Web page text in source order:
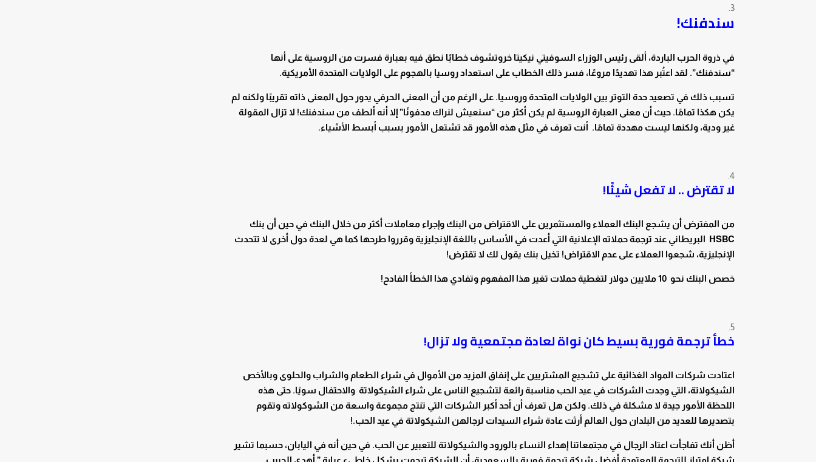
سندفنك!
في ذروة الحرب الباردة، ألقى رئيس الوزراء السوفيتي نيكيتا خروتشوف خطابًا نطق فيه بعبارة فسرت من الروسية على أنها
“سندفنك”. لقد اعتُبر هذا تهديدًا مروعًا، فسر ذلك الخطاب على استعداد روسيا بالهجوم على الولايات المتحدة الأمريكية.
تسبب ذلك في تصعيد حدة التوتر بين الولايات المتحدة وروسيا. على الرغم من أن المعنى الحرفي يدور حول المعنى ذاته تقريبًا ولكنه لم
يكن هكذا تمامًا. حيث أن معنى العبارة الروسية لم يكن أكثر من “سنعيش لنراك مدفونًا” إلا أنه ألطف من سندفنك! لا تزال المقولة
غير ودية، ولكنها ليست مهددة تمامًا. أنت تعرف في مثل هذه الأمور قد تشتعل الأمور بسبب أبسط الأشياء.
لا تقترض .. لا تفعل شيئًا!
من المفترض أن يشجع البنك العملاء والمستثمرين على الاقتراض من البنك وإجراء معاملات أكثر من خلال البنك في حين أن بنك
HSBC البريطاني عند ترجمة حملاته الإعلانية التي أعدت في الأساس باللغة الإنجليزية وقرروا طرحها كما هي لعدة دول أخرى لا تتحدث
الإنجليزية، شجعوا العملاء على عدم الاقتراض! تخيل بنك يقول لك لا تقترض!
خصص البنك نحو 10 ملايين دولار لتغطية حملات تغير هذا المفهوم وتفادي هذا الخطأ الفادح!
خطأ ترجمة فورية بسيط كان نواة لعادة مجتمعية ولا تزال!
اعتادت شركات المواد الغذائية على تشجيع المشتريين على إنفاق المزيد من الأموال في شراء الطعام والشراب والحلوى وبالأخص
الشيكولاتة، التي وجدت الشركات في عيد الحب مناسبة رائعة لتشجيع الناس على شراء الشيكولاتة والاحتفال سويًا. حتى هذه
اللحظة الأمور جيدة لا مشكلة في ذلك. ولكن هل تعرف أن أحد أكبر الشركات التي تنتج مجموعة واسعة من الشوكولاته وتقوم
بتصديرها للعديد من البلدان حول العالم أرثت عادة شراء السيدات لرجالهن الشيكولاتة في عيد الحب.!
أظن أنك تفاجأت اعتاد الرجال في مجتمعاتنا إهداء النساء بالورود والشيكولاتة للتعبير عن الحب. في حين أنه في اليابان، حسبما تشير